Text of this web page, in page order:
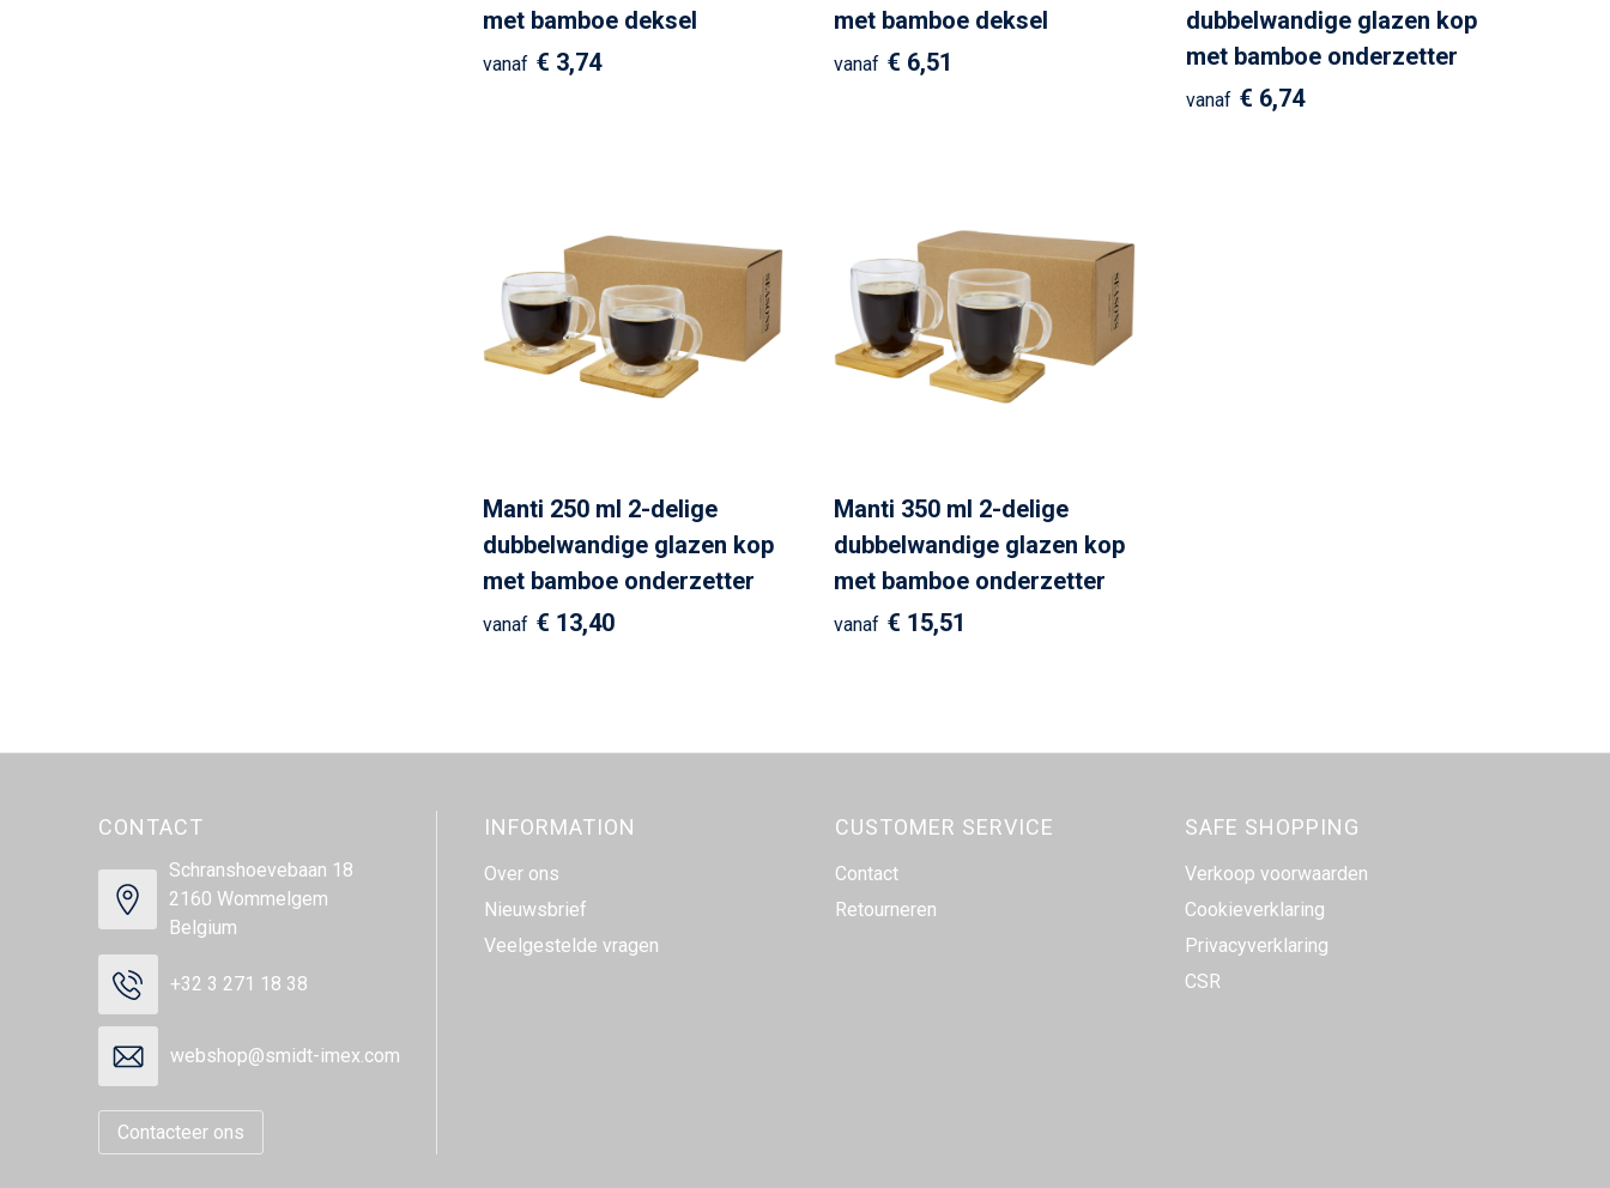
met bamboe deksel
vanaf € 3,74
met bamboe deksel
vanaf € 6,51
dubbelwandige glazen kop
met bamboe onderzetter
vanaf € 6,74
Manti 250 ml 2-delige
dubbelwandige glazen kop
met bamboe onderzetter
vanaf € 13,40
Manti 350 ml 2-delige
dubbelwandige glazen kop
met bamboe onderzetter
vanaf € 15,51
CONTACT
Schranshoevebaan 18
2160 Wommelgem
Belgium
+32 3 271 18 38
webshop@smidt-imex.com
Contacteer ons
INFORMATION
Over ons
Nieuwsbrief
Veelgestelde vragen
CUSTOMER SERVICE
Contact
Retourneren
SAFE SHOPPING
Verkoop voorwaarden
Cookieverklaring
Privacyverklaring
CSR